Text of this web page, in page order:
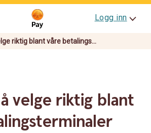
Logg inn
riktig blant våre betalings...
velge riktig blant